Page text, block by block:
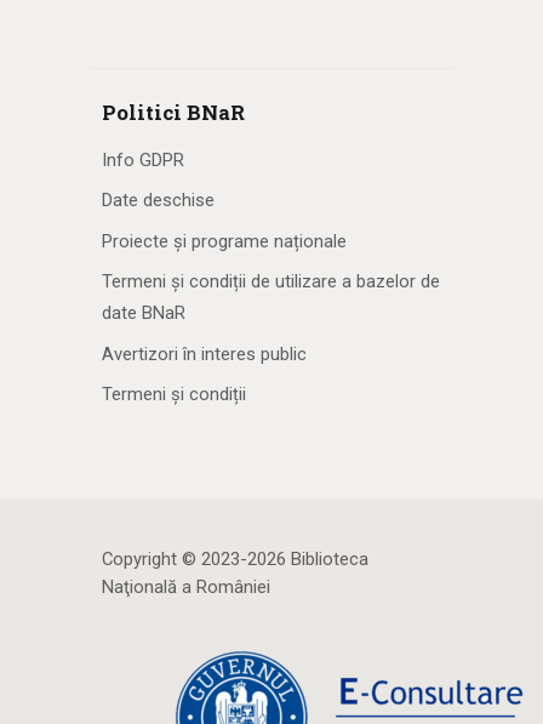
Politici BNaR
Info GDPR
Date deschise
Proiecte și programe naționale
Termeni și condiții de utilizare a bazelor de
date BNaR
Avertizori în interes public
Termeni și condiții
Copyright © 2023-2026 Biblioteca
Naţională a României